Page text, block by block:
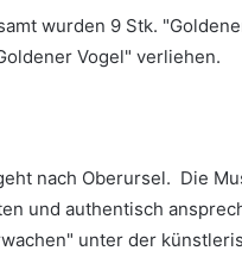
wurden 9 Stk.
Vogel" verliehen.
nach Oberursel. Die
und authentisch
unter der